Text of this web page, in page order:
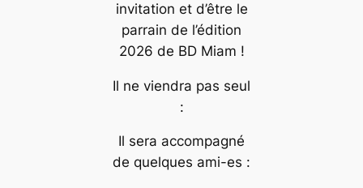
invitation et d’être le
parrain de l’édition
2026 de BD Miam !
Il ne viendra pas seul
:
Il sera accompagné
de quelques ami-es :